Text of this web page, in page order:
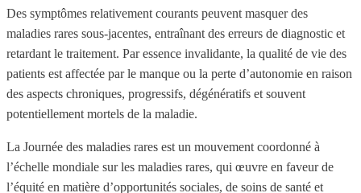
Des symptômes relativement courants peuvent masquer des
maladies rares sous-jacentes, entraînant des erreurs de diagnostic et
retardant le traitement. Par essence invalidante, la qualité de vie des
patients est affectée par le manque ou la perte d’autonomie en raison
des aspects chroniques, progressifs, dégénératifs et souvent
potentiellement mortels de la maladie.
La Journée des maladies rares est un mouvement coordonné à
l’échelle mondiale sur les maladies rares, qui œuvre en faveur de
l’équité en matière d’opportunités sociales, de soins de santé et